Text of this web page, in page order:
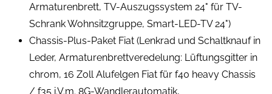
Armaturenbrett, TV-Auszugssystem 24" für TV-
Schrank Wohnsitzgruppe, Smart-LED-TV 24")
Chassis-Plus-Paket Fiat (Lenkrad und Schaltknauf in
Leder, Armaturenbrettveredelung: Lüftungsgitter in
chrom, 16 Zoll Alufelgen Fiat für f40 heavy Chassis
/ f35 i.V.m. 8G-Wandlerautomatik,